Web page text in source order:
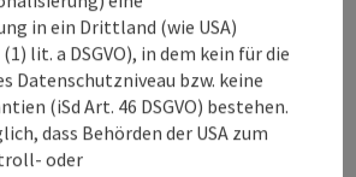
geschlossen.
1 … 27
in ein Drittland (wie USA)
lit. a DSGVO), in dem kein für die
Datenschutzniveau bzw. keine
(iSd Art. 46 DSGVO) bestehen.
dass Behörden der USA zum
oder